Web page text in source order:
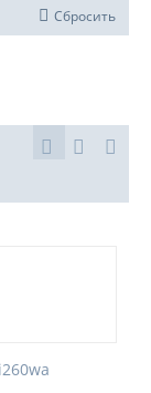
Сбросить